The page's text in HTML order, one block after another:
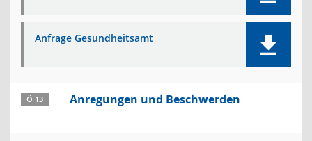
Anfrage Gesundheitsamt
Ö 13 Anregungen und Beschwerden